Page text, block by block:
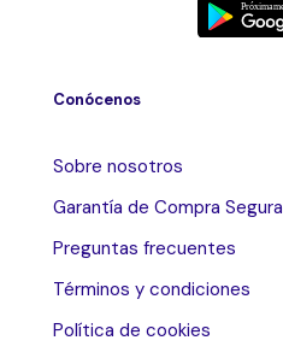
Conócenos
Sobre nosotros
Garantía de Compra Segura
Preguntas frecuentes
Términos y condiciones
Política de cookies